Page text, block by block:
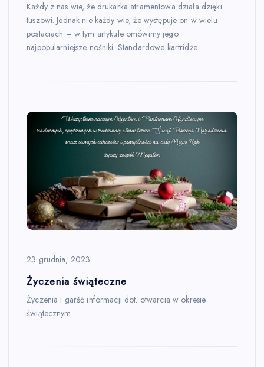
Każdy z nas wie, że drukarka atramentowa działa dzięki
tuszowi. Jednak nie każdy wie, że występuje on w wielu
postaciach – w tym artykule omówimy jego
najpopularniejsze nośniki. Standardowe kartridże…
23 grudnia, 2023
Życzenia świąteczne
Życzenia i garść informacji dot. otwarcia w okresie
świątecznym.